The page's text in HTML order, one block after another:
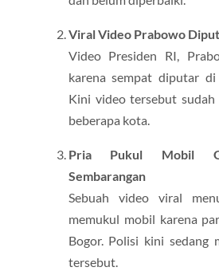
Viral Video Prabowo
Video Presiden RI,
karena sempat diputar di
Kini video tersebut
beberapa kota.
Pria Pukul Mobil
Sembarangan
Sebuah video viral
memukul mobil karena
Bogor. Polisi kini sedang
tersebut.